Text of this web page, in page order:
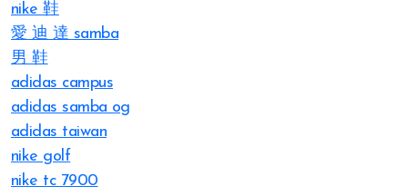
nike 鞋
愛 迪 達 samba
男 鞋
adidas campus
adidas samba og
adidas taiwan
nike golf
nike tc 7900